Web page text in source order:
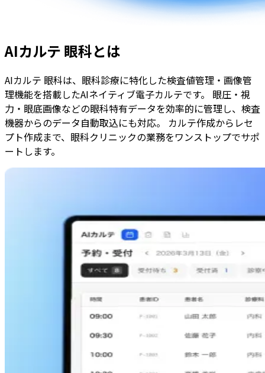
AIカルテ 眼科とは
AIカルテ 眼科は、眼科診療に特化した検査値管理・画像管
理機能を搭載したAIネイティブ電子カルテです。 眼圧・視
力・眼底画像などの眼科特有データを効率的に管理し、検査
機器からのデータ自動取込にも対応。 カルテ作成からレセ
プト作成まで、眼科クリニックの業務をワンストップでサポ
ートします。